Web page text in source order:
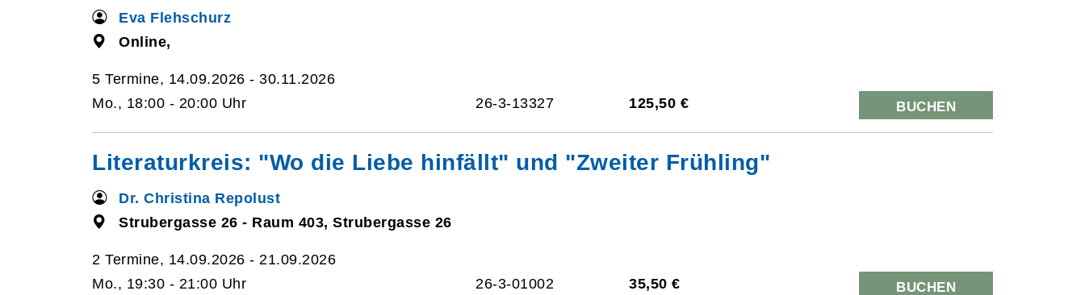
Eva Flehschurz
Online,
5 Termine, 14.09.2026 - 30.11.2026
Mo., 18:00 - 20:00 Uhr
26-3-13327 125,50 € BUCHEN
Literaturkreis: "Wo die Liebe hinfällt" und "Zweiter Frühling"
Dr. Christina Repolust
Strubergasse 26 - Raum 403, Strubergasse 26
2 Termine, 14.09.2026 - 21.09.2026
Mo., 19:30 - 21:00 Uhr
26-3-01002 35,50 € BUCHEN